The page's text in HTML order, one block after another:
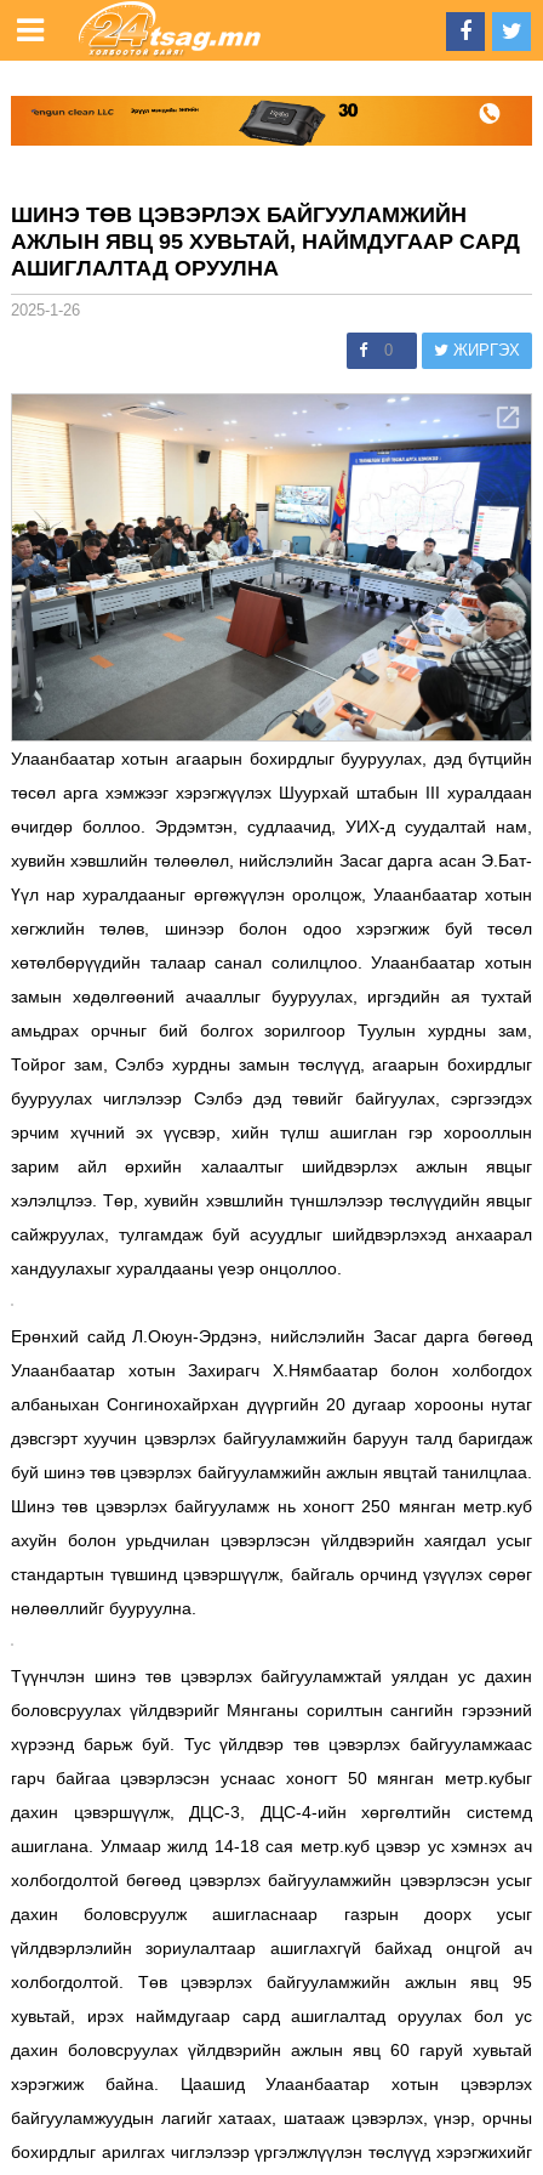
ШИНЭ ТӨВ ЦЭВЭРЛЭХ БАЙГУУЛАМЖИЙН
АЖЛЫН ЯВЦ 95 ХУВЬТАЙ, НАЙМДУГААР САРД
АШИГЛАЛТАД ОРУУЛНА
2025-1-26
0 ЖИРГЭХ
Улаанбаатар хотын агаарын бохирдлыг бууруулах, дэд бүтцийн
төсөл арга хэмжээг хэрэгжүүлэх Шуурхай штабын III хуралдаан
өчигдөр боллоо. Эрдэмтэн, судлаачид, УИХ-д суудалтай нам,
хувийн хэвшлийн төлөөлөл, нийслэлийн Засаг дарга асан Э.Бат-
Үүл нар хуралдааныг өргөжүүлэн оролцож, Улаанбаатар хотын
хөгжлийн төлөв, шинээр болон одоо хэрэгжиж буй төсөл
хөтөлбөрүүдийн талаар санал солилцлоо. Улаанбаатар хотын
замын хөдөлгөөний ачааллыг бууруулах, иргэдийн ая тухтай
амьдрах орчныг бий болгох зорилгоор Туулын хурдны зам,
Тойрог зам, Сэлбэ хурдны замын төслүүд, агаарын бохирдлыг
бууруулах чиглэлээр Сэлбэ дэд төвийг байгуулах, сэргээгдэх
эрчим хүчний эх үүсвэр, хийн түлш ашиглан гэр хорооллын
зарим айл өрхийн халаалтыг шийдвэрлэх ажлын явцыг
хэлэлцлээ. Төр, хувийн хэвшлийн түншлэлээр төслүүдийн явцыг
сайжруулах, тулгамдаж буй асуудлыг шийдвэрлэхэд анхаарал
хандуулахыг хуралдааны үеэр онцоллоо.
Ерөнхий сайд Л.Оюун-Эрдэнэ, нийслэлийн Засаг дарга бөгөөд
Улаанбаатар хотын Захирагч Х.Нямбаатар болон холбогдох
албаныхан Сонгинохайрхан дүүргийн 20 дугаар хорооны нутаг
дэвсгэрт хуучин цэвэрлэх байгууламжийн баруун талд баригдаж
буй шинэ төв цэвэрлэх байгууламжийн ажлын явцтай танилцлаа.
Шинэ төв цэвэрлэх байгууламж нь хоногт 250 мянган метр.куб
ахуйн болон урьдчилан цэвэрлэсэн үйлдвэрийн хаягдал усыг
стандартын түвшинд цэвэршүүлж, байгаль орчинд үзүүлэх сөрөг
нөлөөллийг бууруулна.
Түүнчлэн шинэ төв цэвэрлэх байгууламжтай уялдан ус дахин
боловсруулах үйлдвэрийг Мянганы сорилтын сангийн гэрээний
хүрээнд барьж буй. Тус үйлдвэр төв цэвэрлэх байгууламжаас
гарч байгаа цэвэрлэсэн уснаас хоногт 50 мянган метр.кубыг
дахин цэвэршүүлж, ДЦС-3, ДЦС-4-ийн хөргөлтийн системд
ашиглана. Улмаар жилд 14-18 сая метр.куб цэвэр ус хэмнэх ач
холбогдолтой бөгөөд цэвэрлэх байгууламжийн цэвэрлэсэн усыг
дахин боловсруулж ашигласнаар газрын доорх усыг
үйлдвэрлэлийн зориулалтаар ашиглахгүй байхад онцгой ач
холбогдолтой. Төв цэвэрлэх байгууламжийн ажлын явц 95
хувьтай, ирэх наймдугаар сард ашиглалтад оруулах бол ус
дахин боловсруулах үйлдвэрийн ажлын явц 60 гаруй хувьтай
хэрэгжиж байна. Цаашид Улаанбаатар хотын цэвэрлэх
байгууламжуудын лагийг хатаах, шатааж цэвэрлэх, үнэр, орчны
бохирдлыг арилгах чиглэлээр үргэлжлүүлэн төслүүд хэрэгжихийг